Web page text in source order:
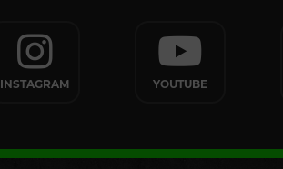
INSTAGRAM YOUTUBE